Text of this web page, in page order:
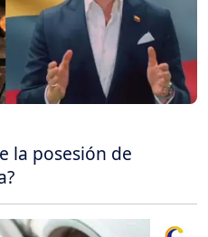
la posesión de